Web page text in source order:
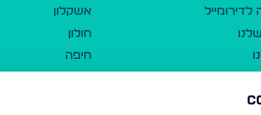
אשקלון
חולון
חיפה